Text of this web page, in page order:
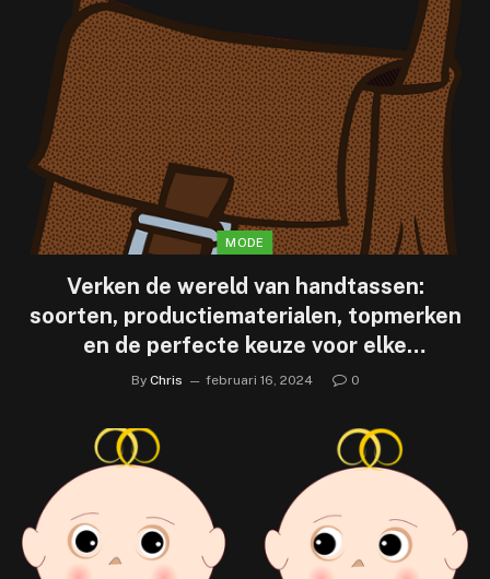
MODE
Verken de wereld van handtassen:
soorten, productiematerialen, topmerken
en de perfecte keuze voor elke
gelegenheid
By Chris februari 16, 2024 0